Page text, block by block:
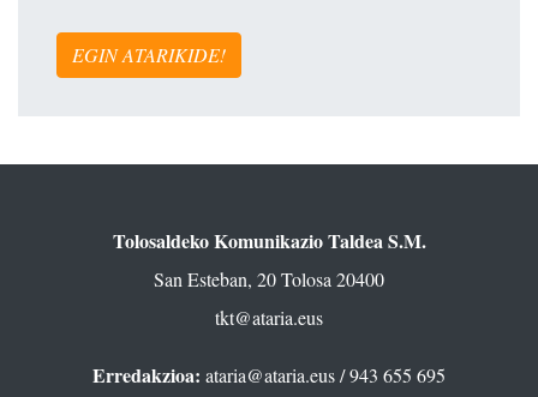
EGIN ATARIKIDE!
Tolosaldeko Komunikazio Taldea S.M.
San Esteban, 20 Tolosa 20400
tkt@ataria.eus
Erredakzioa: ataria@ataria.eus/ 943 655 695